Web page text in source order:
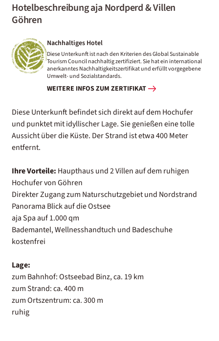
Hotelbeschreibung aja Nordperd & Villen
Göhren
Nachhaltiges Hotel
Diese Unterkunft ist nach den Kriterien des Global Sustainable
Tourism Council nachhaltig zertifiziert. Sie hat ein international
anerkanntes Nachhaltigkeitszertifikat und erfüllt vorgegebene
Umwelt- und Sozialstandards.
WEITERE INFOS ZUM ZERTIFIKAT
Diese Unterkunft befindet sich direkt auf dem Hochufer
und punktet mit idyllischer Lage. Sie genießen eine tolle
Aussicht über die Küste. Der Strand ist etwa 400 Meter
entfernt.
Ihre Vorteile: Haupthaus und 2 Villen auf dem ruhigen
Hochufer von Göhren
Direkter Zugang zum Naturschutzgebiet und Nordstrand
Panorama Blick auf die Ostsee
aja Spa auf 1.000 qm
Bademantel, Wellnesshandtuch und Badeschuhe
kostenfrei
Lage:
zum Bahnhof: Ostseebad Binz, ca. 19 km
zum Strand: ca. 400 m
zum Ortszentrum: ca. 300 m
ruhig